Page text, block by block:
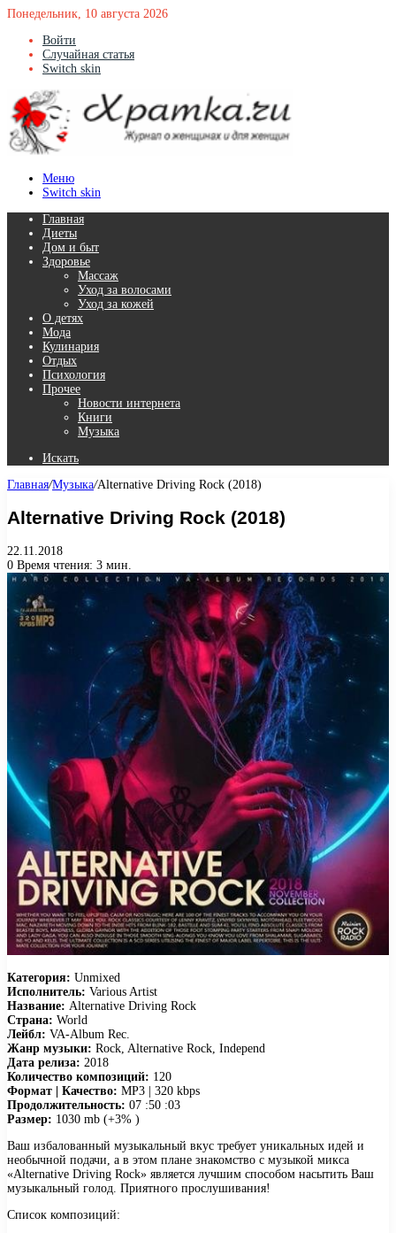
Понедельник, 10 августа 2026
Войти
Случайная статья
Switch skin
Меню
Switch skin
Главная
Диеты
Дом и быт
Здоровье
Массаж
Уход за волосами
Уход за кожей
О детях
Мода
Кулинария
Отдых
Психология
Прочее
Новости интернета
Книги
Музыка
Искать
Главная/Музыка/Alternative Driving Rock (2018)
Alternative Driving Rock (2018)
22.11.2018
0 Время чтения: 3 мин.
Категория: Unmixed
Исполнитель: Various Artist
Название: Alternative Driving Rock
Страна: World
Лейбл: VA-Album Rec.
Жанр музыки: Rock, Alternative Rock, Independ
Дата релиза: 2018
Количество композиций: 120
Формат | Качество: MP3 | 320 kbps
Продолжительность: 07 :50 :03
Размер: 1030 mb (+3% )
Ваш избалованный музыкальный вкус требует уникальных идей и
необычной подачи, а в этом плане знакомство с музыкой микса
«Alternative Driving Rock» является лучшим способом насытить Ваш
музыкальный голод. Приятного прослушивания!
Список композиций: